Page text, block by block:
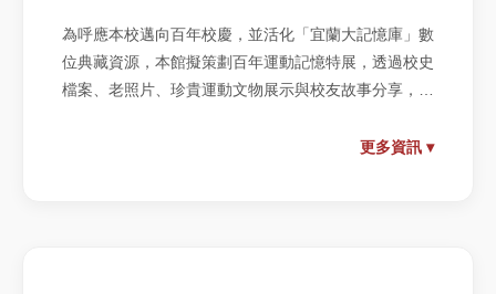
為呼應本校邁向百年校慶，並活化「宜蘭大記憶庫」數
位典藏資源，本館擬策劃百年運動記憶特展，透過校史
檔案、老照片、珍貴運動文物展示與校友故事分享，讓
友情感。展場分為「校史中的體育記事」、「校園中的
更多資訊 ▾